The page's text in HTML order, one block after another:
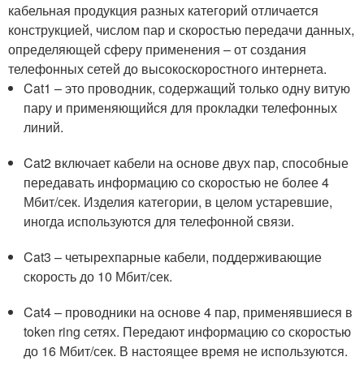
кабельная продукция разных категорий отличается
конструкцией, числом пар и скоростью передачи данных,
определяющей сферу применения – от создания
телефонных сетей до высокоскоростного интернета.
Cat1 – это проводник, содержащий только одну витую
пару и применяющийся для прокладки телефонных
линий.
Cat2 включает кабели на основе двух пар, способные
передавать информацию со скоростью не более 4
Мбит/сек. Изделия категории, в целом устаревшие,
иногда используются для телефонной связи.
Cat3 – четырехпарные кабели, поддерживающие
скорость до 10 Мбит/сек.
Cat4 – проводники на основе 4 пар, применявшиеся в
token ring сетях. Передают информацию со скоростью
до 16 Мбит/сек. В настоящее время не используются.